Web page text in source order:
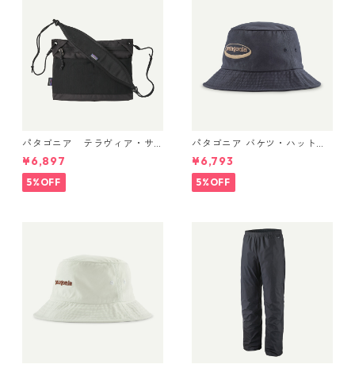
パタゴニア テラヴィア・サ
コッシュ 3L (カラー Black)
Patagonia Terravia Sacoche
Bag 3L 日本正規品 製品番号
48835
¥6,897
5%OFF
パタゴニア バケツ・ハット 3
3595 ’95 Oval Logo: Smold
er Blue
¥6,793
5%OFF